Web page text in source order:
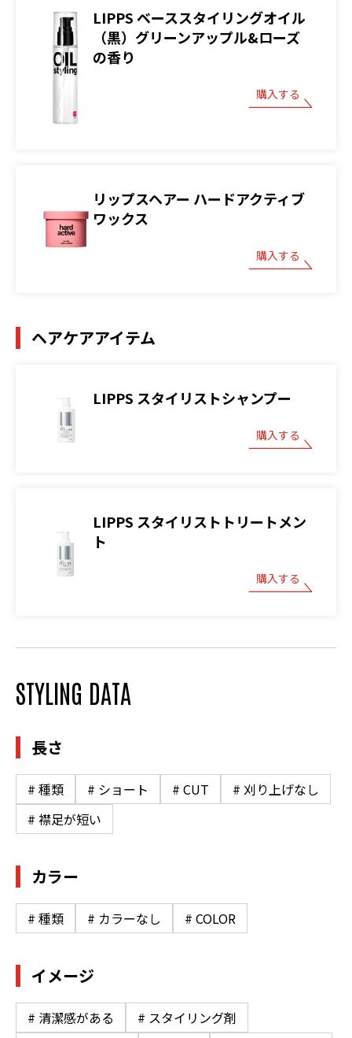
LIPPS ベーススタイリングオイル
（黒）グリーンアップル&ローズ
の香り
購入する
リップスヘアー ハードアクティブ
ワックス
購入する
ヘアケアアイテム
LIPPS スタイリストシャンプー
購入する
LIPPS スタイリストトリートメン
ト
購入する
STYLING DATA
長さ
# 種類 # ショート # CUT
# 刈り上げなし
# 襟足が短い
カラー
# 種類 # カラーなし # COLOR
イメージ
# 清潔感がある
# スタイリング剤